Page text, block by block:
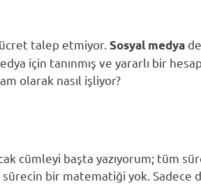
talep etmiyor. Sosyal medya
için tanınmış ve yararlı bir
olarak nasıl işliyor?
cümleyi başta yazıyorum; tüm
bir matematiği yok. Sadece